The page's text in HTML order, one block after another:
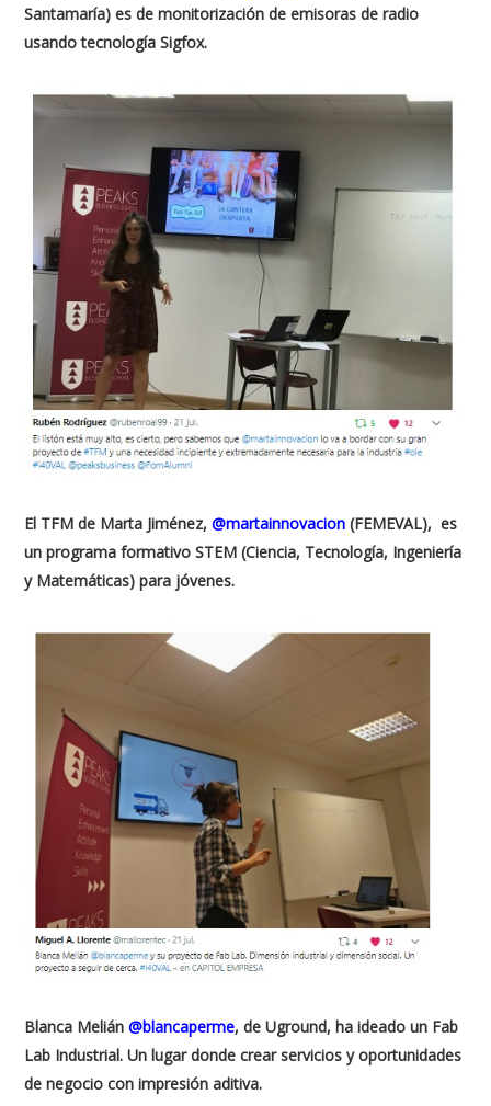
Santamaría) es de monitorización de emisoras de radio
usando tecnología Sigfox.
El TFM de Marta Jiménez,@martainnovacion (FEMEVAL), es
un programa formativo STEM (Ciencia, Tecnología, Ingeniería
y Matemáticas) para jóvenes.
Blanca Melián@blancaperme, de Uground, ha ideado un Fab
Lab Industrial. Un lugar donde crear servicios y oportunidades
de negocio con impresión aditiva.